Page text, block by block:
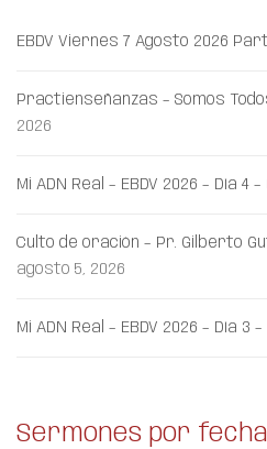
EBDV Viernes 7 Agosto 2026
Practienseñanzas – Somos
2026
Mi ADN Real – EBDV 2026 – Día 4
Culto de oración – Pr. Gilberto
agosto 5, 2026
Mi ADN Real – EBDV 2026 – Día 3
Sermones por fecha